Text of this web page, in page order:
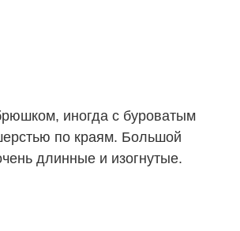
иногда с буроватым
по краям. Большой
длинные и изогнутые.